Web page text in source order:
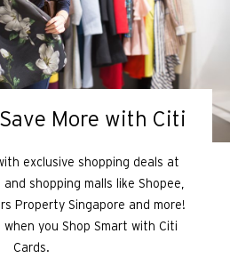
More with Citi
exclusive shopping deals at
shopping malls like Shopee,
Property Singapore and more!
you Shop Smart with Citi
Cards.